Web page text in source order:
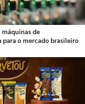
de
o mercado brasileiro